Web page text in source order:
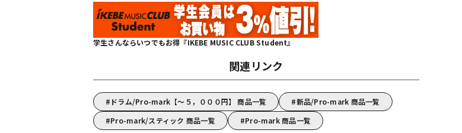
学生さんならいつでもお得『IKEBE MUSIC CLUB Student』
関連リンク
ドラム/Pro-mark【～５，０００円】 商品一覧
新品/Pro-mark 商品一覧
Pro-mark/スティック 商品一覧
Pro-mark 商品一覧